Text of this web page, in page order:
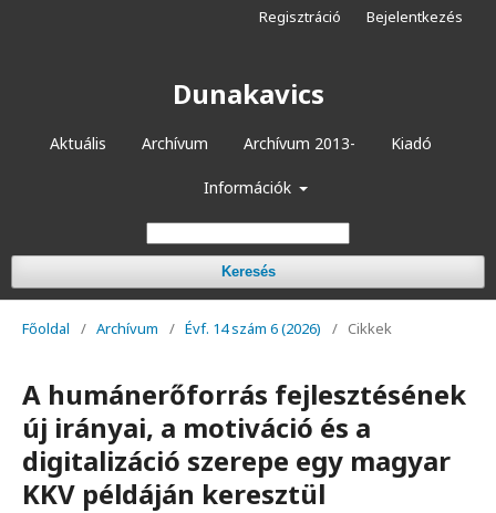
Dunakavics
Aktuális Archívum Archívum 2013- Kiadó
Információk
Keresés
Regisztráció Bejelentkezés
Főoldal / Archívum / Évf. 14 szám 6 (2026) / Cikkek
A humánerőforrás fejlesztésének
új irányai, a motiváció és a
digitalizáció szerepe egy magyar
KKV példáján keresztül